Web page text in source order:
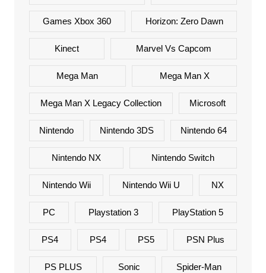
Games Xbox 360 Horizon: Zero Dawn
Kinect Marvel Vs Capcom
Mega Man Mega Man X
Mega Man X Legacy Collection Microsoft
Nintendo Nintendo 3DS Nintendo 64
Nintendo NX Nintendo Switch
Nintendo Wii Nintendo Wii U NX
PC Playstation 3 PlayStation 5
PS4 PS4 PS5 PSN Plus
PS PLUS Sonic Spider-Man